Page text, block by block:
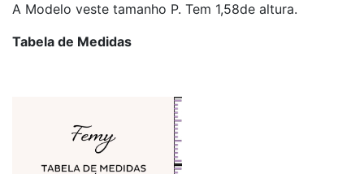
A Modelo veste tamanho P. Tem 1,58de altura.
Tabela de Medidas